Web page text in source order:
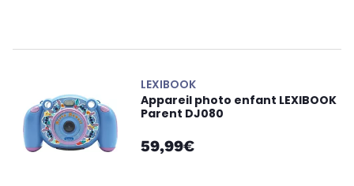
LEXIBOOK
Appareil photo enfant LEXIBOOK
Parent DJ080
59,99€